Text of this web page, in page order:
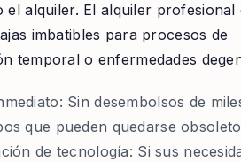
el alquiler. El alquiler profesional
imbatibles para procesos de
temporal o enfermedades
Sin desembolsos de
que pueden quedarse
de tecnología: Si sus